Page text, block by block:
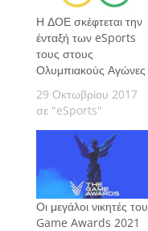
Η ΔΟΕ σκέφτεται την
ένταξή των eSports
τους στους
Ολυμπιακούς Αγώνες
29 Οκτωβρίου 2017
σε "eSports"
Οι μεγάλοι νικητές του
Game Awards 2021